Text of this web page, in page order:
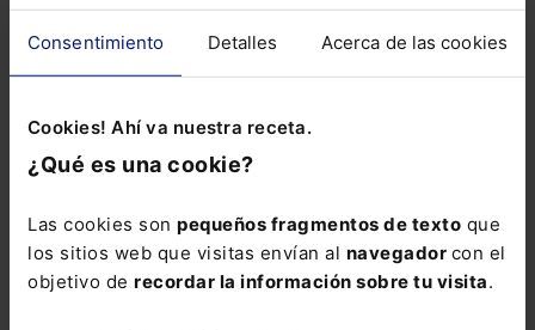
Consentimiento Detalles Acerca de las cookies
Cookies! Ahí va nuestra receta.
¿Qué es una cookie?
Las cookies son pequeños fragmentos de texto que
los sitios web que visitas envían al navegador con el
objetivo de recordar la información sobre tu visita.
respecta a los derechos humanos, el medio ambiente y